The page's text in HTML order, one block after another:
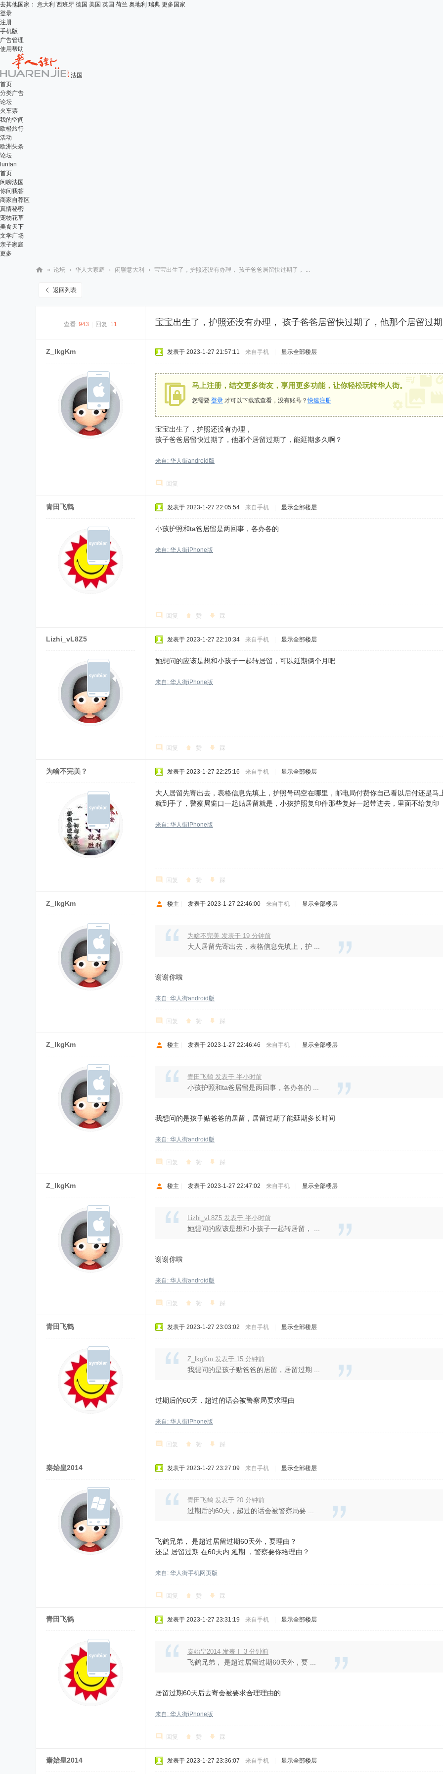
去其他国家： 意大利 西班牙 德国 美国 英国 荷兰 奥地利 瑞典 更多国家
登录
注册
手机版
广告管理
使用帮助
法国
首页
分类广告
论坛
火车票
我的空间
欧橙旅行
活动
欧洲头条
论坛
luntan
首页
闲聊法国
你问我答
商家自荐区
真情秘密
宠物花草
美食天下
文学广场
亲子家庭
更多
» 论坛 › 华人大家庭 › 闲聊意大利 › 宝宝出生了，护照还没有办理， 孩子爸爸居留快过期了， ...
返回列表
查看: 943 回复: 11 宝宝出生了，护照还没有办理， 孩子爸爸居留快过期了，他那个居留过
Z_lkgKm 发表于 2023-1-27 21:57:11 来自手机 显示全部楼层
马上注册，结交更多街友，享用更多功能，让你轻松玩转华人街。
您需要 登录 才可以下载或查看，没有账号？快速注册
宝宝出生了，护照还没有办理，
孩子爸爸居留快过期了，他那个居留过期了，能延期多久啊？
来自: 华人街android版
回复
青田飞鹤 发表于 2023-1-27 22:05:54 来自手机 显示全部楼层
小孩护照和ta爸居留是两回事，各办各的
来自: 华人街iPhone版
回复 赞 踩
Lizhi_vL8Z5 发表于 2023-1-27 22:10:34 来自手机 显示全部楼层
她想问的应该是想和小孩子一起转居留，可以延期俩个月吧
来自: 华人街iPhone版
回复 赞 踩
为啥不完美？ 发表于 2023-1-27 22:25:16 来自手机 显示全部楼层
大人居留先寄出去，表格信息先填上，护照号码空在哪里，邮电局付费你自己看以后付还是
就到手了，警察局窗口一起贴居留就是，小孩护照复印件那些复好一起带进去，里面不给复印
来自: 华人街iPhone版
回复 赞 踩
Z_lkgKm 楼主 发表于 2023-1-27 22:46:00 来自手机 显示全部楼层
为啥不完美 发表于 19 分钟前
大人居留先寄出去，表格信息先填上，护 ...
谢谢你啦
来自: 华人街android版
回复 赞 踩
Z_lkgKm 楼主 发表于 2023-1-27 22:46:46 来自手机 显示全部楼层
青田飞鹤 发表于 半小时前
小孩护照和ta爸居留是两回事，各办各的 ...
我想问的是孩子贴爸爸的居留，居留过期了能延期多长时间
来自: 华人街android版
回复 赞 踩
Z_lkgKm 楼主 发表于 2023-1-27 22:47:02 来自手机 显示全部楼层
Lizhi_vL8Z5 发表于 半小时前
她想问的应该是想和小孩子一起转居留， ...
谢谢你啦
来自: 华人街android版
回复 赞 踩
青田飞鹤 发表于 2023-1-27 23:03:02 来自手机 显示全部楼层
Z_lkgKm 发表于 15 分钟前
我想问的是孩子贴爸爸的居留，居留过期 ...
过期后的60天，超过的话会被警察局要求理由
来自: 华人街iPhone版
回复 赞 踩
秦始皇2014 发表于 2023-1-27 23:27:09 来自手机 显示全部楼层
青田飞鹤 发表于 20 分钟前
过期后的60天，超过的话会被警察局要 ...
飞鹤兄弟， 是超过居留过期60天外，要理由？
还是 居留过期 在60天内 延期 ，警察要你给理由？
来自: 华人街手机网页版
回复 赞 踩
青田飞鹤 发表于 2023-1-27 23:31:19 来自手机 显示全部楼层
秦始皇2014 发表于 3 分钟前
飞鹤兄弟， 是超过居留过期60天外，要 ...
居留过期60天后去寄会被要求合理理由的
来自: 华人街iPhone版
回复 赞 踩
秦始皇2014 发表于 2023-1-27 23:36:07 来自手机 显示全部楼层